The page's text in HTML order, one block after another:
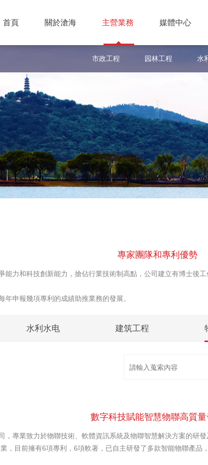
首頁 關於滄海 主營業務 媒體中心
市政工程 园林工程 水
專家團隊和專利優勢
和科技創新能力，搶佔行業技術制高點，公司建立有博士後
申報幾項專利的成績助推業務的發展。
水利水电 建筑工程
數字科技賦能智慧物聯高質
業致力於物聯技術、軟體資訊系統及物聯智慧解決方案的研發
，目前擁有6項專利，6項軟著，已自主研發了多款智能物聯產品